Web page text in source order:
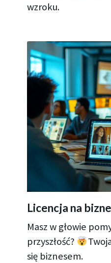
wzroku.
Licencja na
Masz w głowie
przyszłość?
się biznesem.